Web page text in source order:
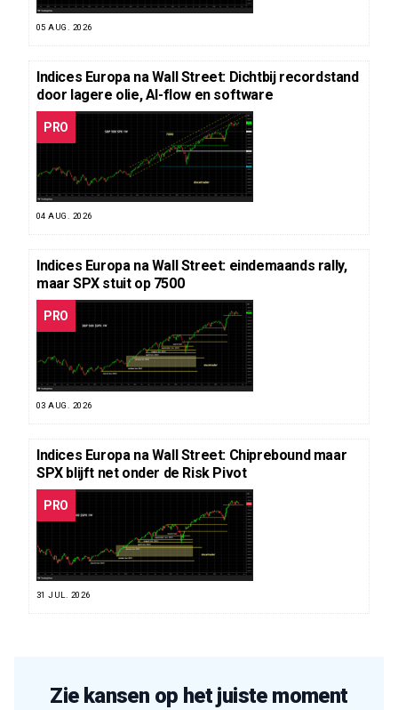
05 AUG. 2026
Indices Europa na Wall Street: Dichtbij recordstand
door lagere olie, AI-flow en software
PRO
04 AUG. 2026
Indices Europa na Wall Street: eindemaands rally,
maar SPX stuit op 7500
PRO
03 AUG. 2026
Indices Europa na Wall Street: Chiprebound maar
SPX blijft net onder de Risk Pivot
PRO
31 JUL. 2026
Zie kansen op het juiste moment